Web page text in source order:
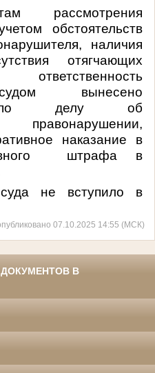
рассмотрения
обстоятельств
наличия
отягчающих
ответственность
вынесено
по делу об
правонарушении,
наказание в
штрафа в
не вступило в
07.10.2025 14:55 (МСК)
В